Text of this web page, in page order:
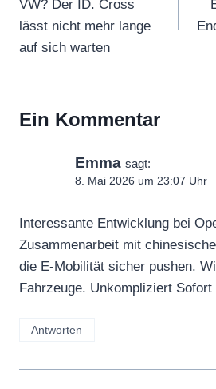
VW? Der ID. Cross
lässt nicht mehr lange
auf sich warten
Ein Kommentar
Emma sagt:
8. Mai 2026 um 23:07 Uhr
Interessante Entwicklung bei
Zusammenarbeit mit
die E-Mobilität sicher pushen.
Fahrzeuge. Unkompliziert
Antworten